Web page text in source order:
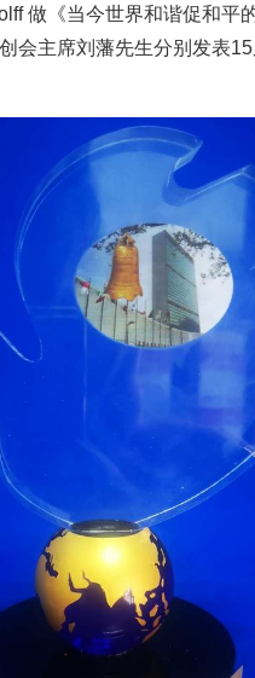
做《当今世界和谐促和平
会主席刘藩先生分别发表15